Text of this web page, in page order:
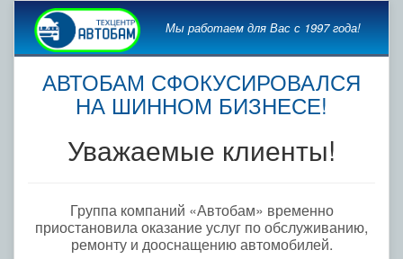
Мы работаем для Вас с 1997 года!
АВТОБАМ СФОКУСИРОВАЛСЯ
НА ШИННОМ БИЗНЕСЕ!
Уважаемые клиенты!
Группа компаний «Автобам» временно
приостановила оказание услуг по обслуживанию,
ремонту и дооснащению автомобилей.